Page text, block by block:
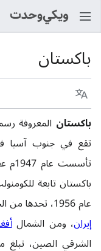
باكستان
اللغة
باكستان المعروفة
تقع في جنوب آسيا
باكستان تابعة
عام 1956، تحدها من الجنوب بحر العرب، وخليج عمان ومن الغرب
إيران، ومن الشمال